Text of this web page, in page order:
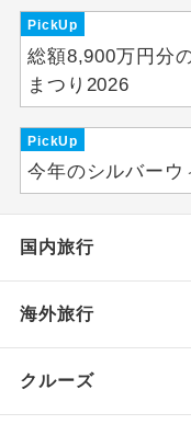
PickUp
総額8,900万円分
まつり2026
PickUp
今年のシルバーウ
国内旅行
海外旅行
クルーズ